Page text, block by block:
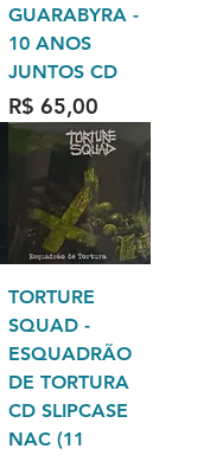
GUARABYRA -
10 ANOS
JUNTOS CD
Preço
R$ 65,00
TORTURE
SQUAD -
ESQUADRÃO
DE TORTURA
CD SLIPCASE
NAC (11